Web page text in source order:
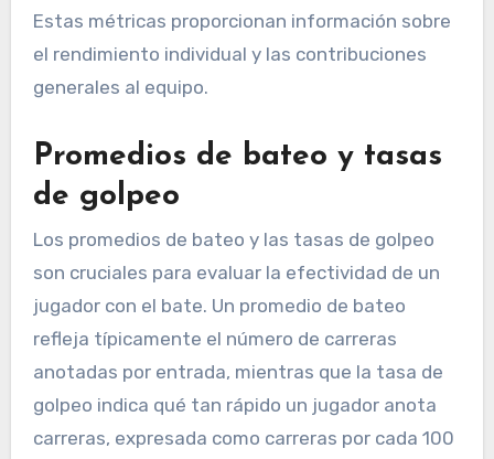
Estas métricas proporcionan información sobre
el rendimiento individual y las contribuciones
generales al equipo.
Promedios de bateo y tasas
de golpeo
Los promedios de bateo y las tasas de golpeo
son cruciales para evaluar la efectividad de un
jugador con el bate. Un promedio de bateo
refleja típicamente el número de carreras
anotadas por entrada, mientras que la tasa de
golpeo indica qué tan rápido un jugador anota
carreras, expresada como carreras por cada 100